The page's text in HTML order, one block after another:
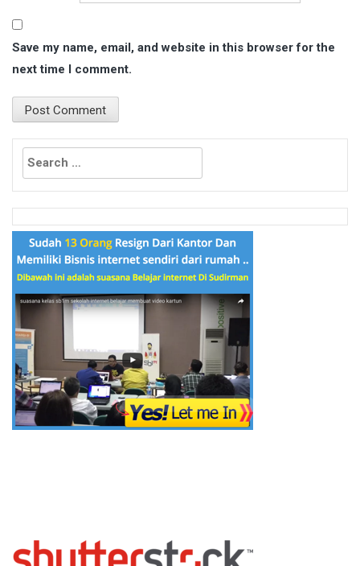
Save my name, email, and website in this browser for the
next time I comment.
Search
for: